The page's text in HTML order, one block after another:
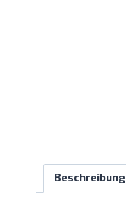
Beschreibung